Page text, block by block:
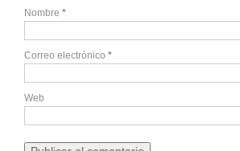
Nombre *
Correo electrónico *
Web